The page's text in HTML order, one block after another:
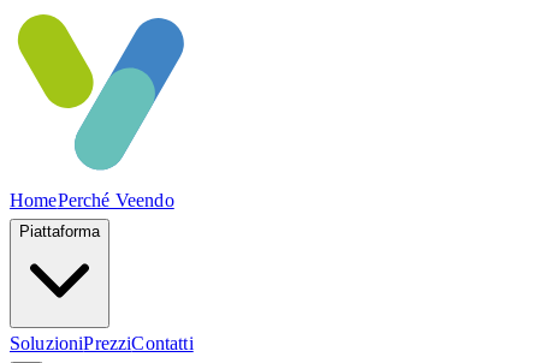
HomePerché Veendo
Piattaforma
SoluzioniPrezziContatti